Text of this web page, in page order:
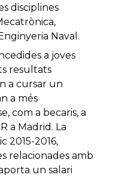
disciplines
Naval.
a joves
resultats
a cursar un
a més
com a becaris, a
a Madrid. La
2015-2016,
relacionades amb
un salari